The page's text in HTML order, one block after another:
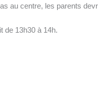
au centre, les parents
de 13h30 à 14h.